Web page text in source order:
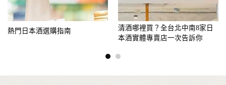
熱門日本酒選購指南
清酒哪裡買？全台北中南8家日
本酒實體專賣店一次告訴你